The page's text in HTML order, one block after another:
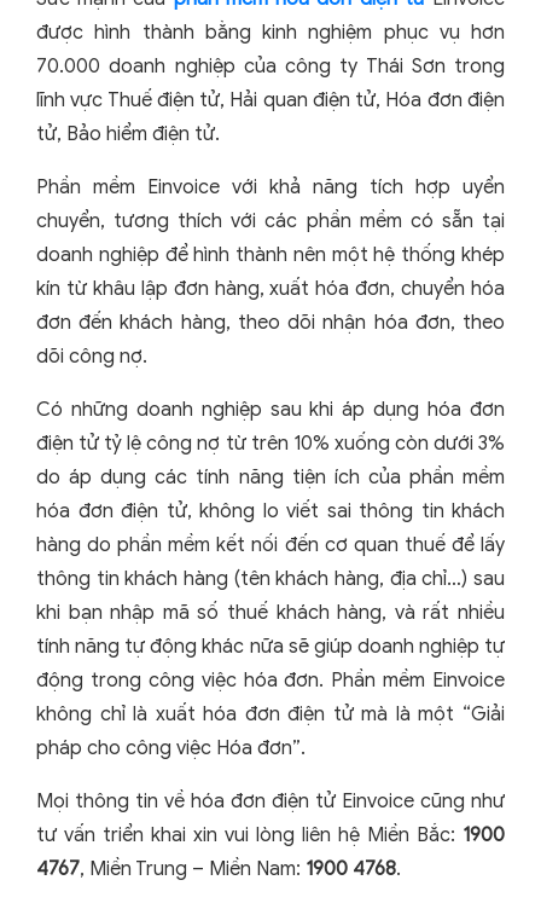
được hình thành bằng kinh nghiệm phục vụ hơn
70.000 doanh nghiệp của công ty Thái Sơn trong
lĩnh vực Thuế điện tử, Hải quan điện tử, Hóa đơn điện
tử, Bảo hiểm điện tử.
Phần mềm Einvoice với khả năng tích hợp uyển
chuyển, tương thích với các phần mềm có sẵn tại
doanh nghiệp để hình thành nên một hệ thống khép
kín từ khâu lập đơn hàng, xuất hóa đơn, chuyển hóa
đơn đến khách hàng, theo dõi nhận hóa đơn, theo
dõi công nợ.
Có những doanh nghiệp sau khi áp dụng hóa đơn
điện tử tỷ lệ công nợ từ trên 10% xuống còn dưới 3%
do áp dụng các tính năng tiện ích của phần mềm
hóa đơn điện tử, không lo viết sai thông tin khách
hàng do phần mềm kết nối đến cơ quan thuế để lấy
thông tin khách hàng (tên khách hàng, địa chỉ…) sau
khi bạn nhập mã số thuế khách hàng, và rất nhiều
tính năng tự động khác nữa sẽ giúp doanh nghiệp tự
động trong công việc hóa đơn. Phần mềm Einvoice
không chỉ là xuất hóa đơn điện tử mà là một “Giải
pháp cho công việc Hóa đơn”.
Mọi thông tin về hóa đơn điện tử Einvoice cũng như
tư vấn triển khai xin vui lòng liên hệ Miền Bắc: 1900
4767, Miền Trung – Miền Nam: 1900 4768.